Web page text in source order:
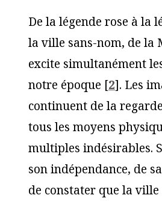
De la légende rose à la
la ville sans-nom, de la
excite simultanément
notre époque [2]. Les
continuent de la
tous les moyens
multiples indésirables.
son indépendance, de
de constater que la